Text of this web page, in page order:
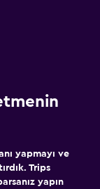
yapmayı ve
Trips
yapın